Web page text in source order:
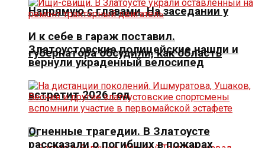
Напрямую с главами. На заседании у
губернатора обсудили, как область
встретит 2026 год
И к себе в гараж поставил.
Златоустовские полицейские нашли и
вернули украденный велосипед
Огненные трагедии. В Златоусте
рассказали о погибших в пожарах